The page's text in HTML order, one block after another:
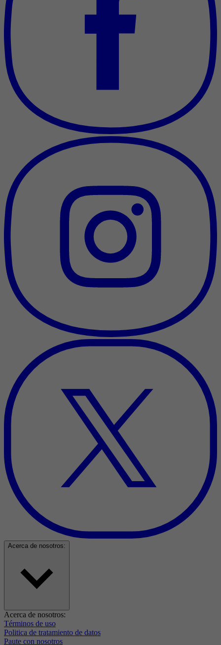
Acerca de nosotros:
Acerca de nosotros:
Términos de uso
Politica de tratamiento de datos
Paute con nosotros